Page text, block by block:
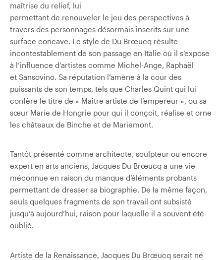
maîtrise du relief, lui
permettant de renouveler le jeu des perspectives à
travers des personnages désormais inscrits sur une
surface concave. Le style de Du Brœucq résulte
incontestablement de son passage en Italie où il s’expose
à l’influence d’artistes comme Michel-Ange, Raphaël
et Sansovino. Sa réputation l’amène à la cour des
puissants de son temps, tels que Charles Quint qui lui
confère le titre de « Maître artiste de l’empereur », ou sa
sœur Marie de Hongrie pour qui il conçoit, réalise et orne
les châteaux de Binche et de Mariemont.
Tantôt présenté comme architecte, sculpteur ou encore
expert en arts anciens, Jacques Du Brœucq a une vie
méconnue en raison du manque d’éléments probants
permettant de dresser sa biographie. De la même façon,
seuls quelques fragments de son travail ont subsisté
jusqu’à aujourd’hui, raison pour laquelle il a souvent été
oublié.
Artiste de la Renaissance, Jacques Du Brœucq serait né